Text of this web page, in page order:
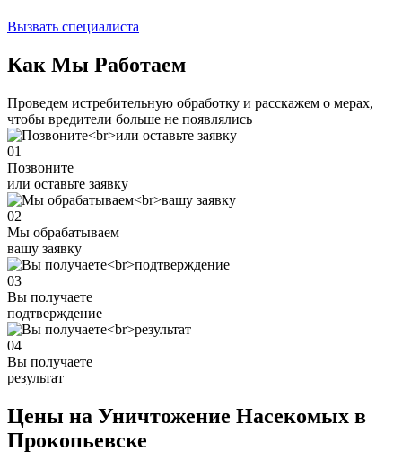
Вызвать специалиста
Как Мы Работаем
Проведем истребительную обработку и расскажем о мерах,
чтобы вредители больше не появлялись
01
Позвоните
или оставьте заявку
02
Мы обрабатываем
вашу заявку
03
Вы получаете
подтверждение
04
Вы получаете
результат
Цены на Уничтожение Насекомых в
Прокопьевске